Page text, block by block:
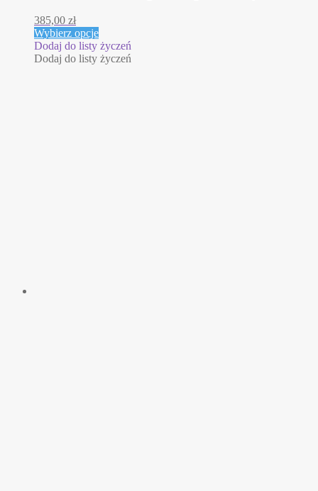
385,00 zł
Wybierz opcjeTen
produkt
ma
Dodaj do listy życzeń
Dodaj do listy życzeń